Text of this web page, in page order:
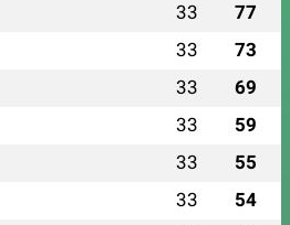
33 77
33 73
33 69
33 59
33 55
33 54